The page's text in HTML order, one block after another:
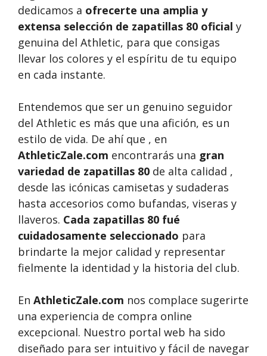
dedicamos a ofrecerte una amplia y
extensa selección de zapatillas 80 oficial y
genuina del Athletic, para que consigas
llevar los colores y el espíritu de tu equipo
en cada instante.
Entendemos que ser un genuino seguidor
del Athletic es más que una afición, es un
estilo de vida. De ahí que , en
AthleticZale.com encontrarás una gran
variedad de zapatillas 80 de alta calidad ,
desde las icónicas camisetas y sudaderas
hasta accesorios como bufandas, viseras y
llaveros. Cada zapatillas 80 fué
cuidadosamente seleccionado para
brindarte la mejor calidad y representar
fielmente la identidad y la historia del club.
En AthleticZale.com nos complace sugerirte
una experiencia de compra online
excepcional. Nuestro portal web ha sido
diseñado para ser intuitivo y fácil de navegar